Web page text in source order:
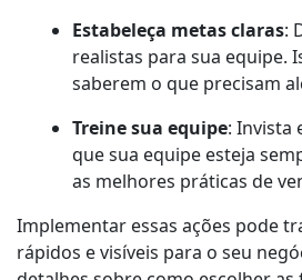
Estabeleça metas claras:
realistas para sua equipe.
saberem o que precisam
Treine sua equipe: Invista
que sua equipe esteja
as melhores práticas de
Implementar essas ações pode
rápidos e visíveis para o seu